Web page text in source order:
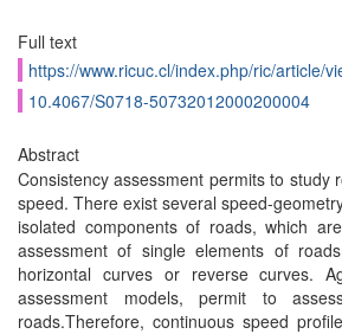
Full text
https://www.ricuc.cl/index.php/ric/article/
10.4067/S0718-50732012000200004
Abstract
Consistency assessment permits to study
speed. There exist several speed-
isolated components of roads, which
assessment of single elements of
horizontal curves or reverse curves.
assessment models, permit to
roads.Therefore, continuous speed